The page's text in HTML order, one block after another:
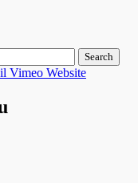
Intercomunitară Zona
Vimeo Website